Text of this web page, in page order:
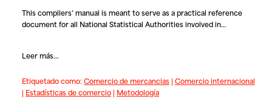
This compilers’ manual is meant to serve as a practical reference
document for all National Statistical Authorities involved in…
Leer más...
Etiquetado como:Comercio de mercancias| Comercio internacional
| Estadísticas de comercio| Metodología